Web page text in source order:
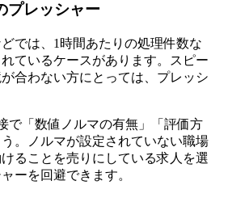
プレッシャー
では、1時間あたりの処理件数な
ているケースがあります。スピー
合わない方にとっては、プレッシ
で「数値ノルマの有無」「評価方
。ノルマが設定されていない職場
ることを売りにしている求人を選
ーを回避できます。